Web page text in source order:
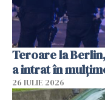
Teroare la
a intrat în
26 IULIE 2026